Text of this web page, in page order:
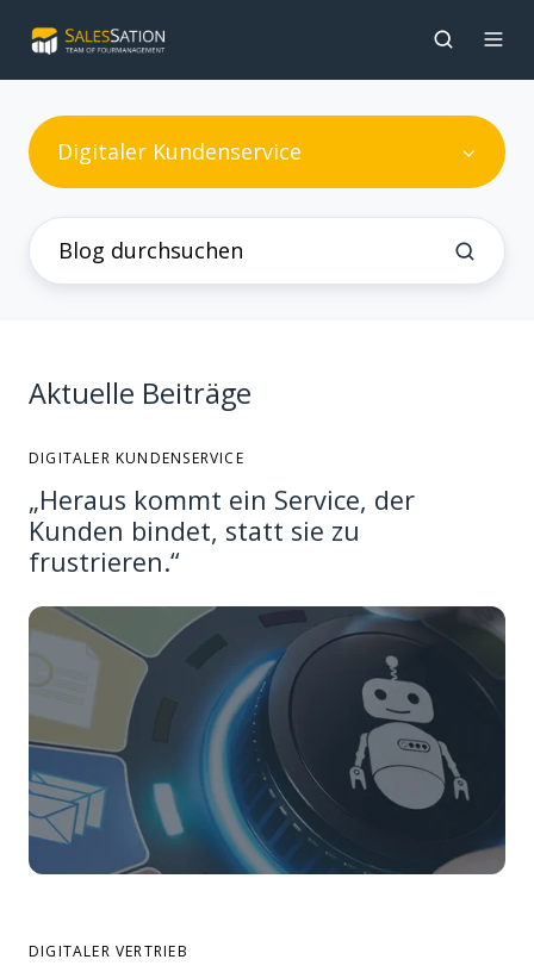
Digitaler Kundenservice
Aktuelle Beiträge
DIGITALER KUNDENSERVICE
„Heraus kommt ein Service, der
Kunden bindet, statt sie zu
frustrieren.“
DIGITALER VERTRIEB